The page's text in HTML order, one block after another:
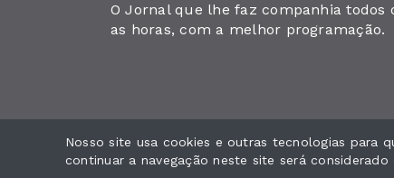
O Jornal que lhe faz companhia todos
as horas, com a melhor programação.
Jornal Fórum. Todos os direitos reservados.
Nosso site usa cookies e outras tecnologias para
continuar a navegação neste site será